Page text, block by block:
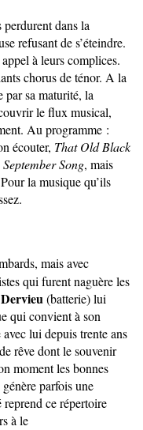
dans la
refusant de s’éteindre.
à leurs complices.
chorus de ténor. A la
par sa maturité, la
le flux musical,
Au programme :
écouter, That Old Black
September Song, mais
la musique qu’ils
mais avec
qui furent naguère les
(batterie) lui
qui convient à son
lui depuis trente ans
rêve dont le souvenir
moment les bonnes
parfois une
ce répertoire
à le